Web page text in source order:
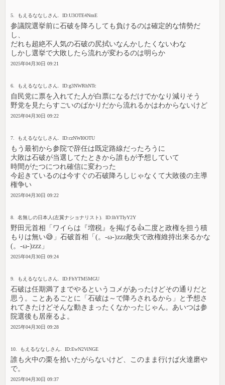
5. もえるななしさん. ID:U3OTE4NmE
参議院選挙前に石破を降ろしても負けるのは確定的な情勢だ
し、
だれも超絶不人気の石破の尻拭いなんかしたくないわな
しかし選挙で大敗したら流れが変わるのは明らか
2025年04月30日 09:21
6. もえるななしさん. ID:g3NWRhNTc
自民党に票を入れてた人が白票になるだけでかなり減りそう
野党を見たらすごいのばかりだから流れるかはわからないけど
2025年04月30日 09:22
7. もえるななしさん. ID:czNWI0OTU
もう最初から参院で辞任は既定路線だったろうに
大敗は石破が当選してたときから誰もが予想していて
時間がたつにつれ確信に変わった
今起きているのは今すぐの石破降ろしじゃなくて大敗後の主導
権争い
2025年04月30日 09:22
8. 名無しの日本人(左翼ナショナリスト). ID:lhYTIyY2Y
野田元首相「ワイらは『増税』を掲げる👍二度と政権を担う積
もりは無い😅」石破首相「(。-ω-)zzz敵失で政権維持出来るかな
(。-ω-)zzz」
2025年04月30日 09:24
9. もえるななしさん. ID:FhYTM5MGU
石破は任期満了までやるというコメがあったけどその通りだと
思う。ことあるごとに「石破は～で降ろされるから」と予想さ
れてきたけどそんな動きまったくなかったじゃん。あいつは参
院選後も居座るよ。
2025年04月30日 09:28
10. もえるななしさん. ID:EwN2ViNGE
誰も火中の栗を拾いたがらないけど、このまま行けば火達磨や
で。
2025年04月30日 09:37